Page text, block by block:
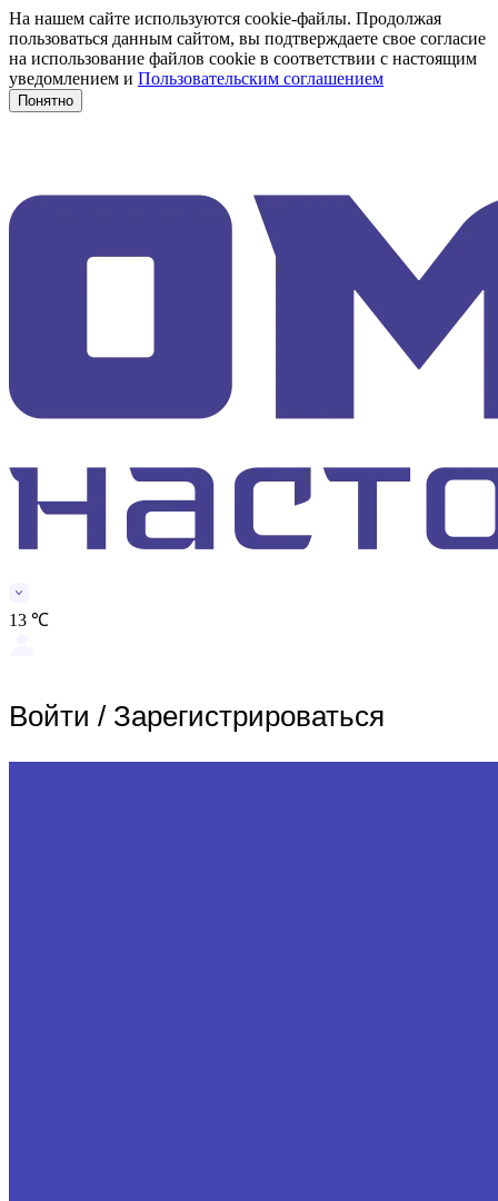
На нашем сайте используются cookie-файлы. Продолжая
пользоваться данным сайтом, вы подтверждаете свое согласие
на использование файлов cookie в соответствии с настоящим
уведомлением и Пользовательским соглашением
Понятно
13 ℃
Войти / Зарегистрироваться